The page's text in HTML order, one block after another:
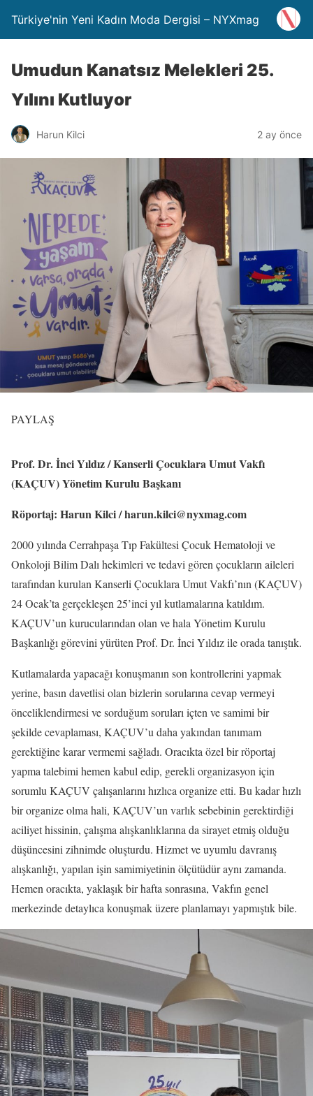
Türkiye'nin Yeni Kadın Moda Dergisi – NYXmag
Umudun Kanatsız Melekleri 25.
Yılını Kutluyor
Harun Kilci 2 ay önce
PAYLAŞ
Prof. Dr. İnci Yıldız / Kanserli Çocuklara Umut Vakfı
(KAÇUV) Yönetim Kurulu Başkanı
Röportaj: Harun Kilci / harun.kilci@nyxmag.com
2000 yılında Cerrahpaşa Tıp Fakültesi Çocuk Hematoloji ve
Onkoloji Bilim Dalı hekimleri ve tedavi gören çocukların aileleri
tarafından kurulan Kanserli Çocuklara Umut Vakfı’nın (KAÇUV)
24 Ocak’ta gerçekleşen 25’inci yıl kutlamalarına katıldım.
KAÇUV’un kurucularından olan ve hala Yönetim Kurulu
Başkanlığı görevini yürüten Prof. Dr. İnci Yıldız ile orada tanıştık.
Kutlamalarda yapacağı konuşmanın son kontrollerini yapmak
yerine, basın davetlisi olan bizlerin sorularına cevap vermeyi
önceliklendirmesi ve sorduğum soruları içten ve samimi bir
şekilde cevaplaması, KAÇUV’u daha yakından tanımam
gerektiğine karar vermemi sağladı. Oracıkta özel bir röportaj
yapma talebimi hemen kabul edip, gerekli organizasyon için
sorumlu KAÇUV çalışanlarını hızlıca organize etti. Bu kadar hızlı
bir organize olma hali, KAÇUV’un varlık sebebinin gerektirdiği
aciliyet hissinin, çalışma alışkanlıklarına da sirayet etmiş olduğu
düşüncesini zihnimde oluşturdu. Hizmet ve uyumlu davranış
alışkanlığı, yapılan işin samimiyetinin ölçütüdür aynı zamanda.
Hemen oracıkta, yaklaşık bir hafta sonrasına, Vakfın genel
merkezinde detaylıca konuşmak üzere planlamayı yapmıştık bile.